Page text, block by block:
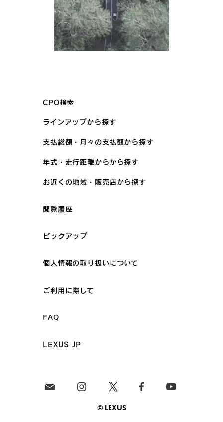
CPO検索
ラインアップから探す
支払総額・月々の支払額から探す
年式・走行距離からから探す
お近くの地域・販売店から探す
閲覧履歴
ピックアップ
個人情報の取り扱いについて
ご利用に際して
FAQ
LEXUS JP
© LEXUS